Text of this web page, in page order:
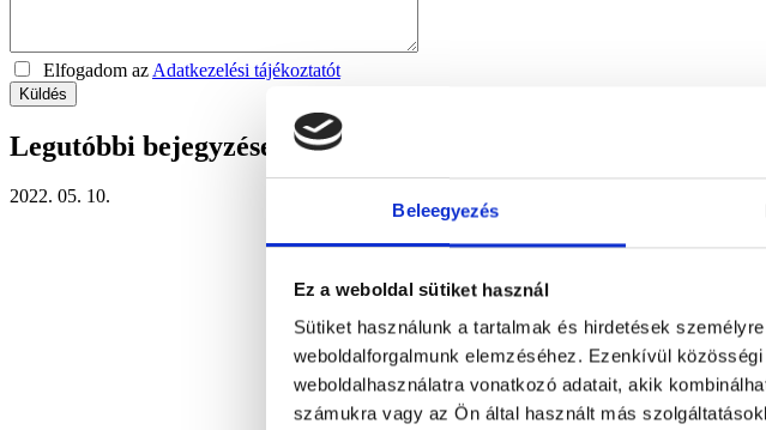
Beleegyezés
Ez a weboldal sütiket használ
Sütiket használunk a tartalmak és hirdetések
weboldalforgalmunk elemzéséhez. Ezenkívül
weboldalhasználatra vonatkozó adatait, akik
számukra vagy az Ön által használt más
Elfogadom az Adatkezelési tájékoztatót
Küldés
Legutóbbi bejegyzések
2022. 05. 10.